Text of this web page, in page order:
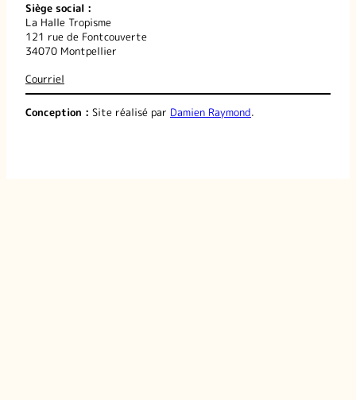
Siège social :
La Halle Tropisme
121 rue de Fontcouverte
34070 Montpellier
Courriel
Conception : Site réalisé par Damien Raymond.